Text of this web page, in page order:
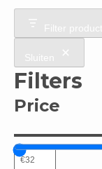
Filter
Sluiten
Filters
Price